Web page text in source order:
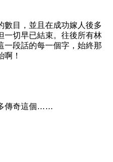
數目，並且在成功嫁人後多
一切早已結束。往後所有林
一段話的每一個字，始終那
！
傳奇這個……